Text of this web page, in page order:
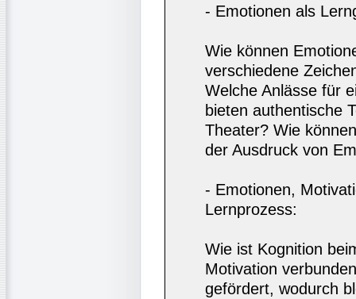
- Emotionen als
Wie können
verschiedene
Welche Anlässe für
bieten authentische
Theater? Wie
der Ausdruck von
- Emotionen,
Lernprozess:
Wie ist Kognition
Motivation
gefördert, wodurch